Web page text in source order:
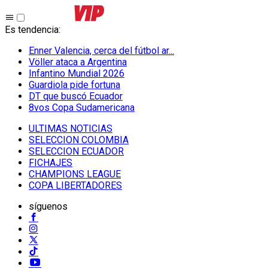
Es tendencia:
Enner Valencia, cerca del fútbol ar...
Völler ataca a Argentina
Infantino Mundial 2026
Guardiola pide fortuna
DT que buscó Ecuador
8vos Copa Sudamericana
ULTIMAS NOTICIAS
SELECCION COLOMBIA
SELECCION ECUADOR
FICHAJES
CHAMPIONS LEAGUE
COPA LIBERTADORES
síguenos